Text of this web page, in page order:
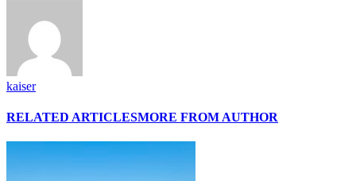
kaiser
RELATED ARTICLESMORE FROM AUTHOR